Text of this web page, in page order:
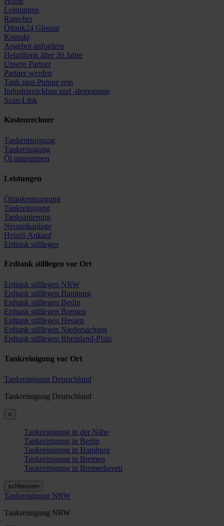
Leistungen
Ratgeber
Öltank24 Glossar
Kontakt
Angebot anfordern
Heizöltank älter 30 Jahre
Unsere Partner
Partner werden
Tank raus Pumpe rein
Industrierückbau und -demontage
Scan-Link
Kostenrechner
Tankentsorgung
Tankreinigung
Öl umpumpen
Leistungen
Öltankentsorgung
Tankreinigung
Tanksanierung
Neutankanlage
Heizöl-Ankauf
Erdtank stilllegen
Erdtank stilllegen vor Ort
Erdtank stilllegen NRW
Erdtank stilllegen Hamburg
Erdtank stilllegen Berlin
Erdtank stilllegen Bremen
Erdtank stilllegen Hessen
Erdtank stilllegen Niedersachsen
Erdtank stilllegen Rheinland-Pfalz
Tankreinigung vor Ort
Tankreinigung Deutschland
Tankreinigung Deutschland
×
Tankreinigung in der Nähe
Tankreinigung in Berlin
Tankreinigung in Hamburg
Tankreinigung in Bremen
Tankreinigung in Bremerhaven
schliessen
Tankreinigung NRW
Tankreinigung NRW